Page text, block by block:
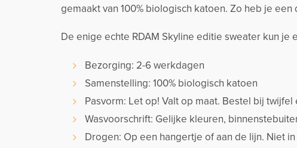
gemaakt van 100% biologisch katoen. Zo heb je
De enige echte RDAM Skyline editie sweater kun
Bezorging: 2-6 werkdagen
Samenstelling: 100% biologisch katoen
Pasvorm: Let op! Valt op maat. Bestel bij
Wasvoorschrift: Gelijke kleuren,
Drogen: Op een hangertje of aan de lijn. Niet